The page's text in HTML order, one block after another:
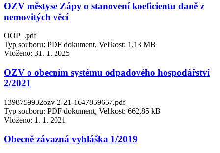
OZV městyse Zápy o stanovení koeficientu daně z
nemovitých věcí
OOP_.pdf
Typ souboru: PDF dokument, Velikost: 1,13 MB
Vloženo: 31. 1. 2025
OZV o obecním systému odpadového hospodářství
2/2021
1398759932ozv-2-21-1647859657.pdf
Typ souboru: PDF dokument, Velikost: 662,85 kB
Vloženo: 1. 1. 2021
Obecně závazná vyhláška 1/2019